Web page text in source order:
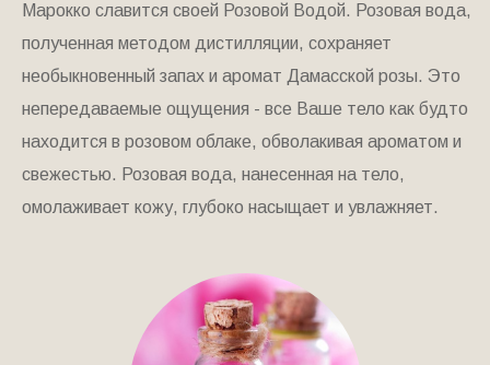
Марокко славится своей Розовой Водой. Розовая вода,
полученная методом дистилляции, сохраняет
необыкновенный запах и аромат Дамасской розы. Это
непередаваемые ощущения - все Ваше тело как будто
находится в розовом облаке, обволакивая ароматом и
свежестью. Розовая вода, нанесенная на тело,
омолаживает кожу, глубоко насыщает и увлажняет.